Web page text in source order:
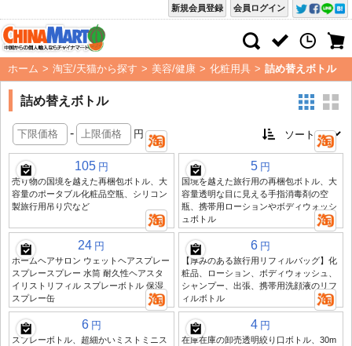
会員ログイン
新規会員登録
ホーム > 淘宝/天猫から探す > 美容/健康 > 化粧用具 > 詰め替えボトル
詰め替えボトル
- 円
105 円
売り物の国境を越えた再梱包ボトル、大
容量のポータブル化粧品空瓶、シリコン
製旅行用吊り穴など
5 円
国境を越えた旅行用の再梱包ボトル、大
容量透明な目に見える手指消毒剤の空
瓶、携帯用ローションやボディウォッシ
ュボトル
24 円
ホームヘアサロン ウェットヘアスプレー
スプレースプレー 水筒 耐久性ヘアスタ
イリストリフィル スプレーボトル 保湿
スプレー缶
6 円
【厚みのある旅行用リフィルバッグ】化
粧品、ローション、ボディウォッシュ、
シャンプー、出張、携帯用洗顔液のリフ
ィルボトル
6 円
スプレーボトル、超細かいミストミニス
4 円
在庫在庫の卸売透明絞り口ボトル、30m